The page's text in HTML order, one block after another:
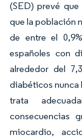
(SED) prevé
que la población
de entre el
españoles con
alrededor del
diabéticos nunca
trata
consecuencias
miocardio,